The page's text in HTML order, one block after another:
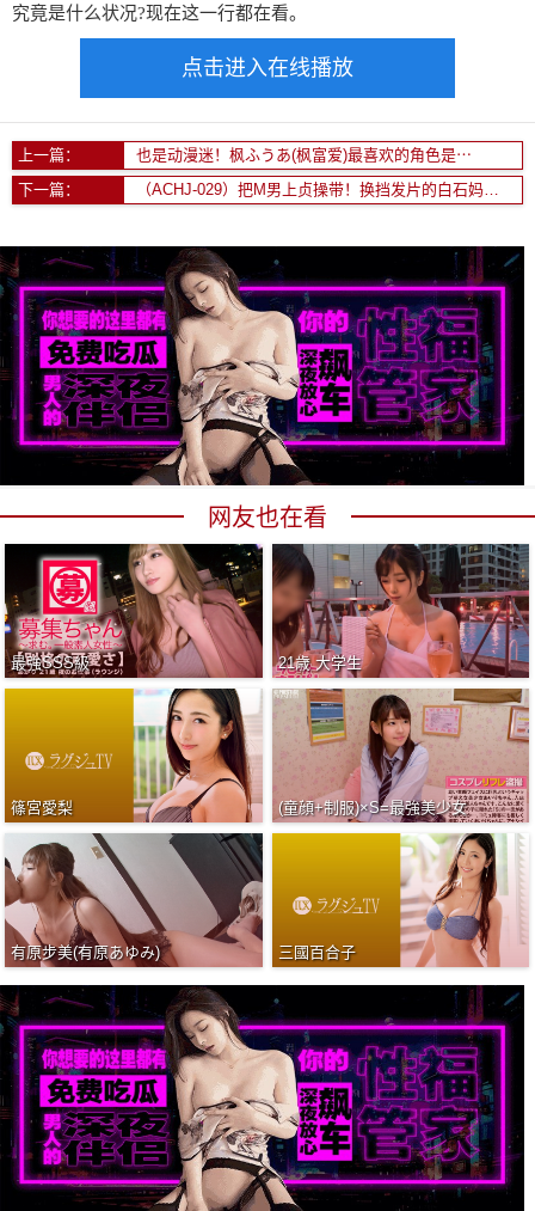
究竟是什么状况?现在这一行都在看。
点击进入在线播放
上一篇：
也是动漫迷！枫ふうあ(枫富爱)最喜欢的角色是⋯
下一篇：
（ACHJ-029）把M男上贞操带！换挡发片的白石妈妈变了！
网友也在看
最強SSS級 21歳 大学生
篠宮愛梨 (童顔+制服)×S=最強美少女
有原步美(有原あゆみ) 三國百合子